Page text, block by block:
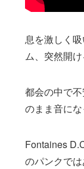
息を激しく
ム、突然開け
都会の中で
のまま音にな
Fontaines
のパンクでは